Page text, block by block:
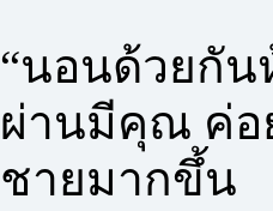
“นอนด้วยกัน
ผ่านมีคุณ ค่อ
ชายมากขึ้น